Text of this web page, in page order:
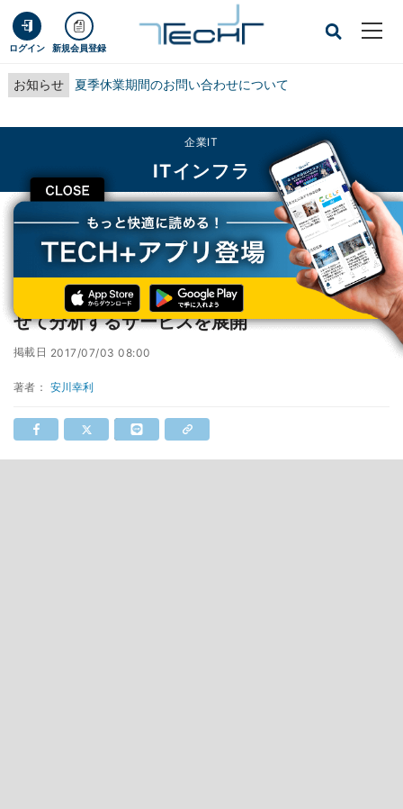
ログイン 新規会員登録
お知らせ 夏季休業期間のお問い合わせについて
CLOSE
企業IT
ITインフラ
TECH+ 企業IT
ITインフラ
KDDI、IoTデータと様々なデータを掛け合わせて分析するサービスを展開
KDDI、IoTデータと様々なデータを掛け合わ
せて分析するサービスを展開
掲載日 2017/07/03 08:00
著者： 安川幸利